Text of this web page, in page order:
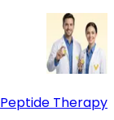
Peptide Therapy